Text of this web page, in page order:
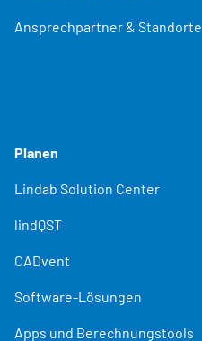
Ansprechpartner & Standorte
Planen
Lindab Solution Center
lindQST
CADvent
Software-Lösungen
Apps und Berechnungstools